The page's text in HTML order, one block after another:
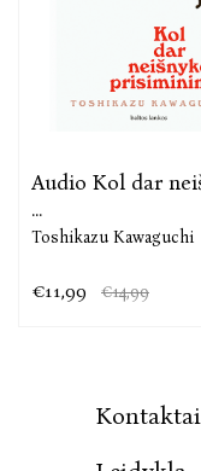
Audio Kol dar
...
Toshikazu Kawaguchi
€11,99 €14,99
Kontaktai